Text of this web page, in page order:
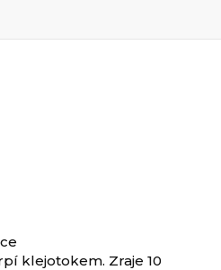
klejotokem. Zraje 10